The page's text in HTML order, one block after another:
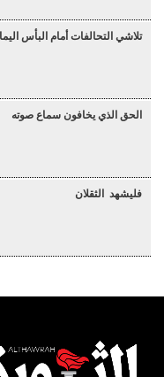
تلاشي التحالفات أمام البأس
الحق الذي يخافون سماع صوته
فليشهد الثقلان